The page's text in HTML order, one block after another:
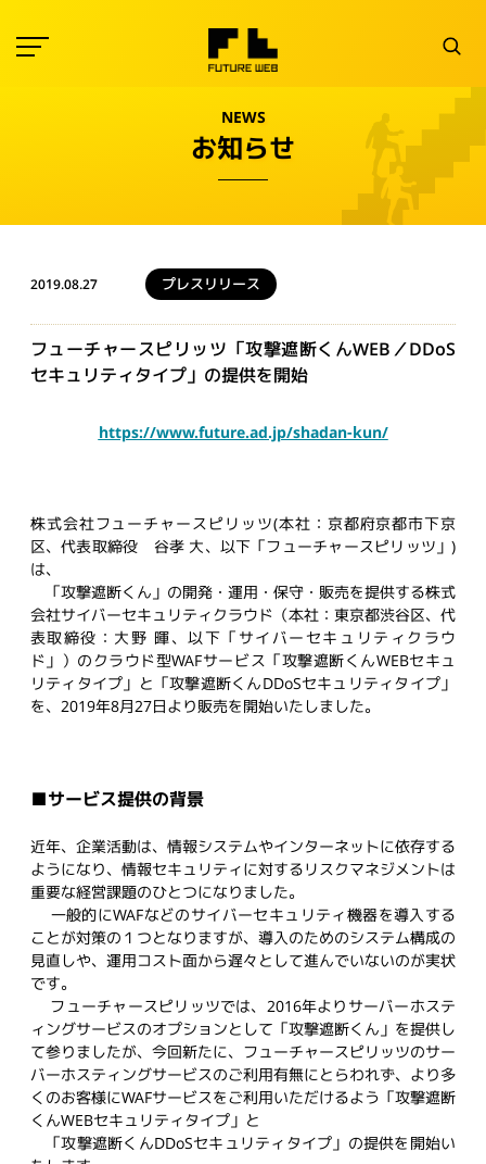
NEWS
お知らせ
2019.08.27 プレスリリース
フューチャースピリッツ「攻撃遮断くんWEB／DDoS
セキュリティタイプ」の提供を開始
https://www.future.ad.jp/shadan-kun/
株式会社フューチャースピリッツ(本社：京都府京都市下京
区、代表取締役 谷孝 大、以下「フューチャースピリッツ」)
は、
「攻撃遮断くん」の開発・運用・保守・販売を提供する株式
会社サイバーセキュリティクラウド（本社：東京都渋谷区、代
表取締役：大野 暉、以下「サイバーセキュリティクラウ
ド」）のクラウド型WAFサービス「攻撃遮断くんWEBセキュ
リティタイプ」と「攻撃遮断くんDDoSセキュリティタイプ」
を、2019年8月27日より販売を開始いたしました。
■サービス提供の背景
近年、企業活動は、情報システムやインターネットに依存する
ようになり、情報セキュリティに対するリスクマネジメントは
重要な経営課題のひとつになりました。
一般的にWAFなどのサイバーセキュリティ機器を導入する
ことが対策の１つとなりますが、導入のためのシステム構成の
見直しや、運用コスト面から遅々として進んでいないのが実状
です。
フューチャースピリッツでは、2016年よりサーバーホステ
ィングサービスのオプションとして「攻撃遮断くん」を提供し
て参りましたが、今回新たに、フューチャースピリッツのサー
バーホスティングサービスのご利用有無にとらわれず、より多
くのお客様にWAFサービスをご利用いただけるよう「攻撃遮断
くんWEBセキュリティタイプ」と
「攻撃遮断くんDDoSセキュリティタイプ」の提供を開始い